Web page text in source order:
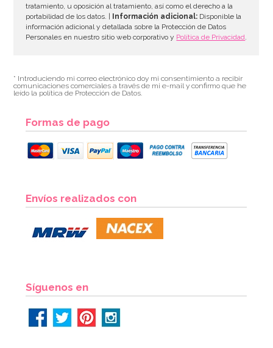
tratamiento, u oposición al tratamiento, así como el derecho a la
portabilidad de los datos. |
Información adicional: Disponible la
información adicional y detallada sobre la Protección de Datos
Personales en nuestro sitio web corporativo y Política de Privacidad.
* Introduciendo mi correo electrónico doy mi consentimiento a recibir
comunicaciones comerciales a través de mi e-mail y confirmo que he
leído la política de Protección de Datos.
Formas de pago
Envíos realizados con
Síguenos en